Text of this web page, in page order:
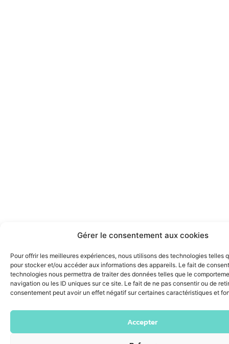
Gérer le consentement aux cookies
Pour offrir les meilleures expériences, nous utilisons des technologies telles
pour stocker et/ou accéder aux informations des appareils. Le fait de
technologies nous permettra de traiter des données telles que le
navigation ou les ID uniques sur ce site. Le fait de ne pas consentir ou de
consentement peut avoir un effet négatif sur certaines caractéristiques et
Accepter